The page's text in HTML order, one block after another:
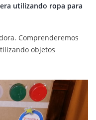
utilizando ropa para
Comprenderemos
objetos